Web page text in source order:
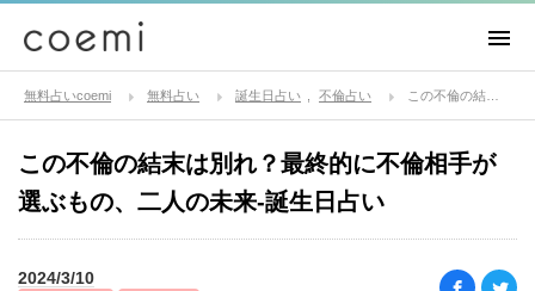
無料占いcoemi 無料占い 誕生日占い 不倫占い
この不倫の結末は別れ？最終的に不倫相手が
選ぶもの、二人の未来-誕生日占い
2024/3/10